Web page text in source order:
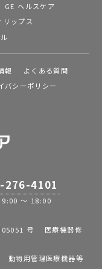
GE ヘルスケア
リップス
報
よくある質問
バシーポリシー
276-4101
9:00 ～ 18:00
号 医療機器修
物用管理医療機器等